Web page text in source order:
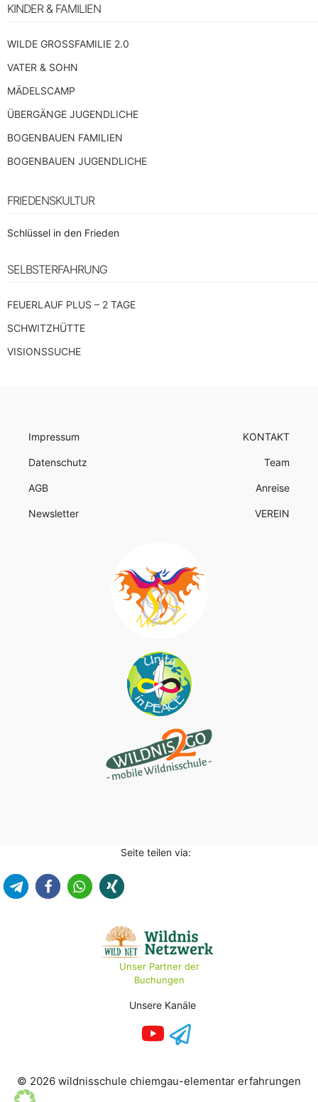
KINDER & FAMILIEN
WILDE GROSSFAMILIE 2.0
VATER & SOHN
MÄDELSCAMP
ÜBERGÄNGE JUGENDLICHE
BOGENBAUEN FAMILIEN
BOGENBAUEN JUGENDLICHE
FRIEDENSKULTUR
Schlüssel in den Frieden
SELBSTERFAHRUNG
FEUERLAUF PLUS – 2 TAGE
SCHWITZHÜTTE
VISIONSSUCHE
Impressum
Datenschutz
AGB
Newsletter
KONTAKT
Team
Anreise
VEREIN
Seite teilen via:
Unser Partner der
Buchungen
Unsere Kanäle
© 2026 wildnisschule chiemgau-elementar erfahrungen